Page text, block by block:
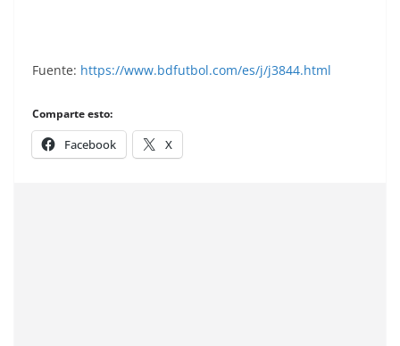
Fuente: https://www.bdfutbol.com/es/j/j3844.html
Comparte esto:
Facebook X